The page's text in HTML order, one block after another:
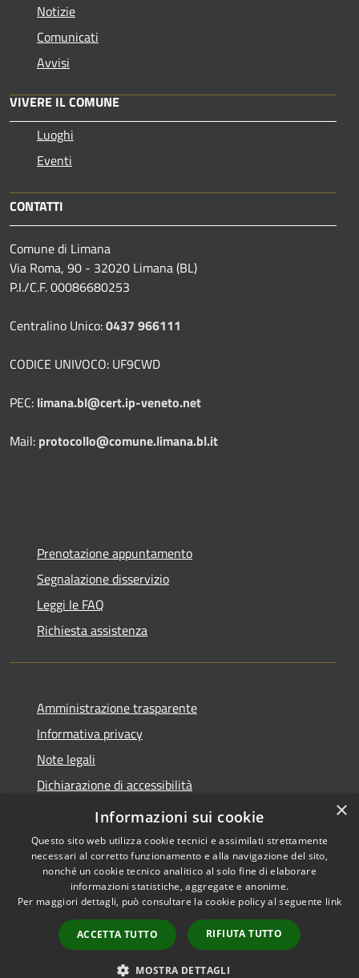
Notizie
Comunicati
Avvisi
VIVERE IL COMUNE
Luoghi
Eventi
CONTATTI
Comune di Limana
Via Roma, 90 - 32020 Limana (BL)
P.I./C.F. 00086680253
Centralino Unico:0437 966111
CODICE UNIVOCO: UF9CWD
PEC: limana.bl@cert.ip-veneto.net
Mail: protocollo@comune.limana.bl.it
Prenotazione appuntamento
Segnalazione disservizio
Leggi le FAQ
Richiesta assistenza
Amministrazione trasparente
Informativa privacy
Note legali
Dichiarazione di accessibilità
Moduli Privacy Amministrazione trasparente
Accessibilità
Copyright © 2026 • Comune di
Limana • Powered by
Municipium•
Accesso
redazione
×
Informazioni sui cookie
Questo sito web utilizza cookie tecnici e assimilati strettamente
necessari al corretto funzionamento e alla navigazione del sito,
nonché un cookie tecnico analitico al solo fine di elaborare
informazioni statistiche, aggregate e anonime.
Per maggiori dettagli, può consultare la cookie policy al seguente link
ACCETTA TUTTO RIFIUTA TUTTO
MOSTRA DETTAGLI